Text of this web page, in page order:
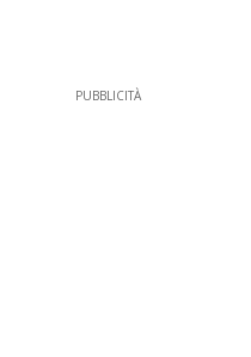
PUBBLICITÀ